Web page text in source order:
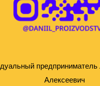
предприниматель
Алексеевич